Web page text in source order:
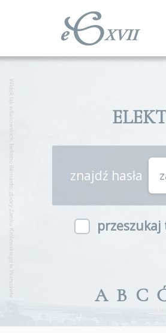
znajdź hasła
przeszukaj
A B C